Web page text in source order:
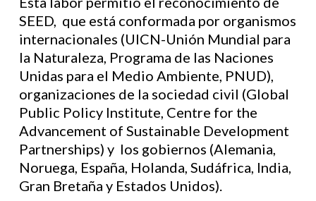
SEED, que está conformada por organismos
internacionales (UICN-Unión Mundial para
la Naturaleza, Programa de las Naciones
Unidas para el Medio Ambiente, PNUD),
organizaciones de la sociedad civil (Global
Public Policy Institute, Centre for the
Advancement of Sustainable Development
Partnerships) y los gobiernos (Alemania,
Noruega, España, Holanda, Sudáfrica, India,
Gran Bretaña y Estados Unidos).